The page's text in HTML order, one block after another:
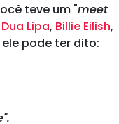
teve um "meet
Dua Lipa, Billie Eilish,
pode ter dito: